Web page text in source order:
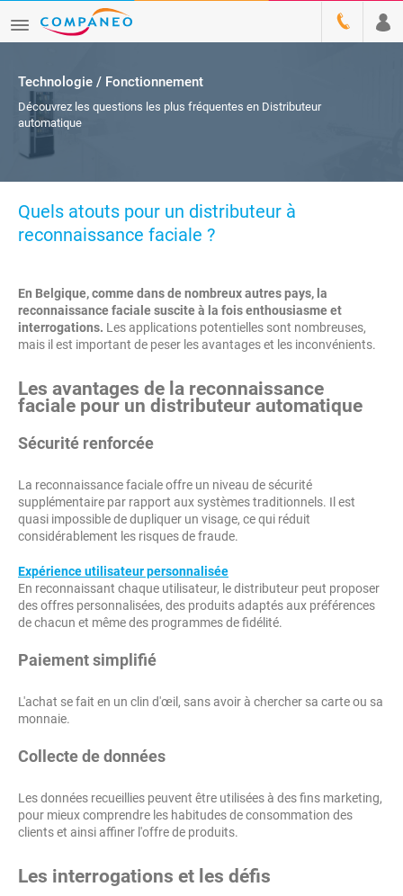
Technologie / Fonctionnement
Découvrez les questions les plus fréquentes en Distributeur
automatique
Quels atouts pour un distributeur à
reconnaissance faciale ?
En Belgique, comme dans de nombreux autres pays, la
reconnaissance faciale suscite à la fois enthousiasme et
interrogations. Les applications potentielles sont nombreuses,
mais il est important de peser les avantages et les inconvénients.
Les avantages de la reconnaissance
faciale pour un distributeur automatique
Sécurité renforcée
La reconnaissance faciale offre un niveau de sécurité
supplémentaire par rapport aux systèmes traditionnels. Il est
quasi impossible de dupliquer un visage, ce qui réduit
considérablement les risques de fraude.
Expérience utilisateur personnalisée
En reconnaissant chaque utilisateur, le distributeur peut proposer
des offres personnalisées, des produits adaptés aux préférences
de chacun et même des programmes de fidélité.
Paiement simplifié
L'achat se fait en un clin d'œil, sans avoir à chercher sa carte ou sa
monnaie.
Collecte de données
Les données recueillies peuvent être utilisées à des fins marketing,
pour mieux comprendre les habitudes de consommation des
clients et ainsi affiner l'offre de produits.
Les interrogations et les défis